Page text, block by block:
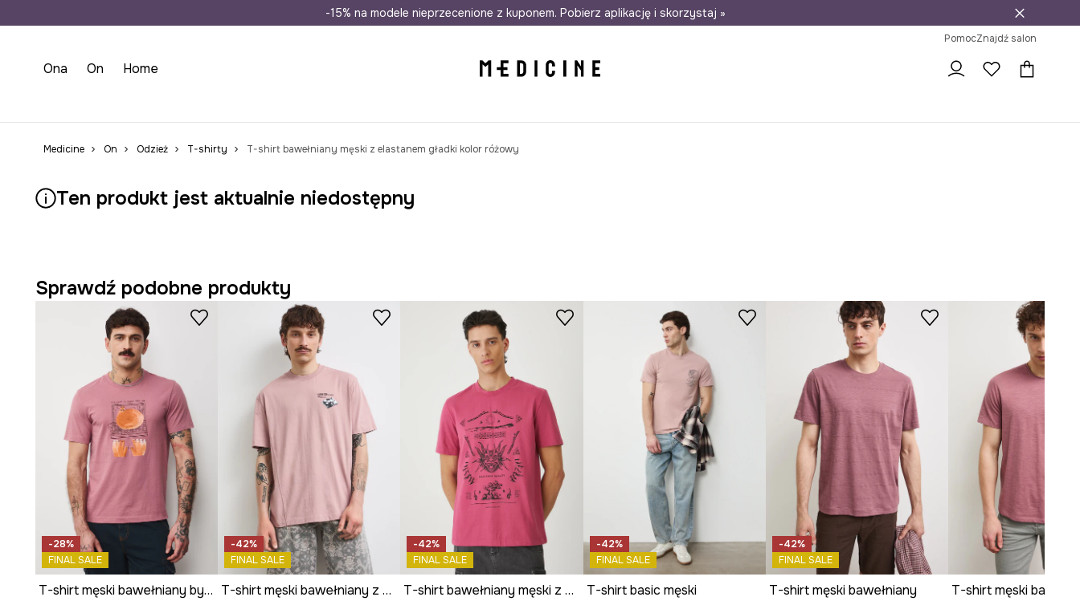
Wysyłka nawet w 24h Darmowa dostawa do salonów 30 dni na zwrot
-15% na modele nieprzecenione z kuponem. Pobierz aplikację i skorzystaj »
PomocZnajdź salon
Ona On Home
Medicine On Odzież T-shirty T-shirt bawełniany męski z elastanem gładki kolor różowy
Ten produkt jest aktualnie niedostępny
Sprawdź podobne produkty
-28%
FINAL SALE
T-shirt męski bawełniany by Paweł Szlotawa, Grafika Polska
-42%
FINAL SALE
T-shirt męski bawełniany z nadrukiem
-42%
FINAL SALE
T-shirt bawełniany męski z nadrukiem
-42%
FINAL SALE
T-shirt basic męski
-42%
FINAL SALE
T-shirt męski bawełniany
T-shirt męski